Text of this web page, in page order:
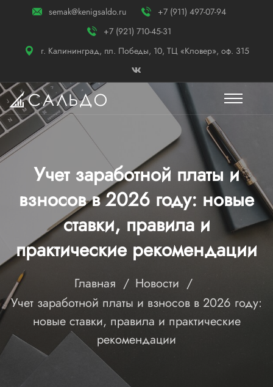
semak@kenigsaldo.ru
+7 (911) 497-07-94
+7 (921) 710-45-31
г. Калининград, пл. Победы, 10, ТЦ «Кловер», оф. 315
Учет заработной платы и
взносов в 2026 году: новые
ставки, правила и
практические рекомендации
Главная
Новости
Учет заработной платы и взносов в 2026 году:
новые ставки, правила и практические
рекомендации